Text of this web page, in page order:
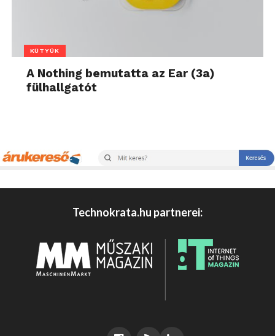
KÜTYÜK
A Nothing bemutatta az Ear (3a)
fülhallgatót
Technokrata.hu partnerei: